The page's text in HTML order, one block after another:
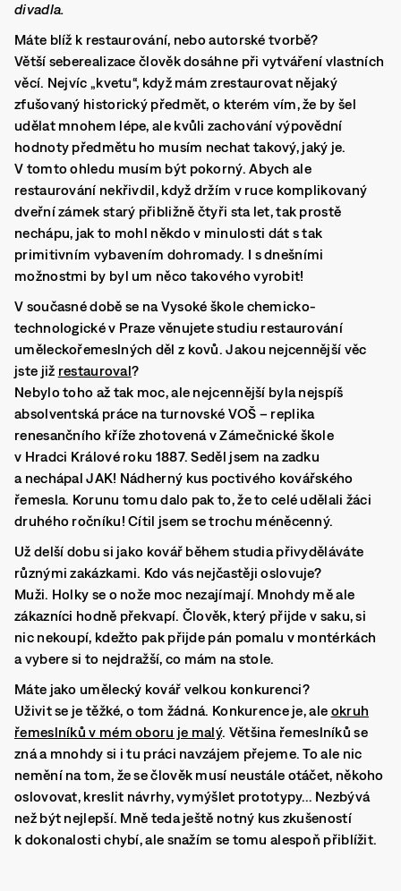
divadla.
Máte blíž k restaurování, nebo autorské tvorbě?
Větší seberealizace člověk dosáhne při vytváření vlastních
věcí. Nejvíc „kvetu“, když mám zrestaurovat nějaký
zfušovaný historický předmět, o kterém vím, že by šel
udělat mnohem lépe, ale kvůli zachování výpovědní
hodnoty předmětu ho musím nechat takový, jaký je.
V tomto ohledu musím být pokorný. Abych ale
restaurování nekřivdil, když držím v ruce komplikovaný
dveřní zámek starý přibližně čtyři sta let, tak prostě
nechápu, jak to mohl někdo v minulosti dát s tak
primitivním vybavením dohromady. I s dnešními
možnostmi by byl um něco takového vyrobit!
V současné době se na Vysoké škole chemicko-
technologické v Praze věnujete studiu restaurování
uměleckořemeslných děl z kovů. Jakou nejcennější věc
jste již restauroval?
Nebylo toho až tak moc, ale nejcennější byla nejspíš
absolventská práce na turnovské VOŠ – replika
renesančního kříže zhotovená v Zámečnické škole
v Hradci Králové roku 1887. Seděl jsem na zadku
a nechápal JAK! Nádherný kus poctivého kovářského
řemesla. Korunu tomu dalo pak to, že to celé udělali žáci
druhého ročníku! Cítil jsem se trochu méněcenný.
Už delší dobu si jako kovář během studia přivyděláváte
různými zakázkami. Kdo vás nejčastěji oslovuje?
Muži. Holky se o nože moc nezajímají. Mnohdy mě ale
zákazníci hodně překvapí. Člověk, který přijde v saku, si
nic nekoupí, kdežto pak přijde pán pomalu v montérkách
a vybere si to nejdražší, co mám na stole.
Máte jako umělecký kovář velkou konkurenci?
Uživit se je těžké, o tom žádná. Konkurence je, ale okruh
řemeslníků v mém oboru je malý. Většina řemeslníků se
zná a mnohdy si i tu práci navzájem přejeme. To ale nic
nemění na tom, že se člověk musí neustále otáčet, někoho
oslovovat, kreslit návrhy, vymýšlet prototypy… Nezbývá
než být nejlepší. Mně teda ještě notný kus zkušeností
k dokonalosti chybí, ale snažím se tomu alespoň přiblížit.